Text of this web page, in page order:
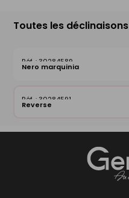
Toutes les déclinaisons
30284589
Nero marquinia
30284591
Reverse